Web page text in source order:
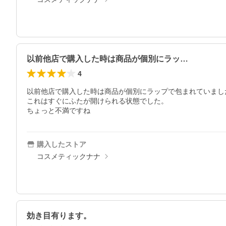
以前他店で購入した時は商品が個別にラッ…
4
以前他店で購入した時は商品が個別にラップで包まれていま
これはすぐにふたが開けられる状態でした。
ちょっと不満ですね
購入したストア
コスメティックナナ
効き目有ります。